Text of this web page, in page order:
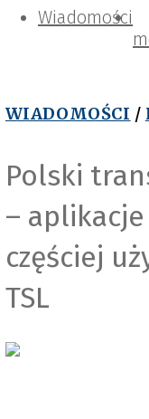
Wiadomości
WIADOMOŚCI /
Polski
–
częściej
TSL